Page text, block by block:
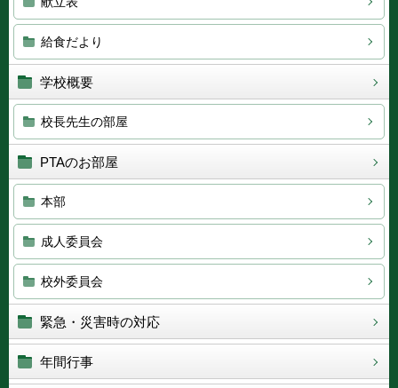
給食だより
学校概要
校長先生の部屋
PTAのお部屋
本部
成人委員会
校外委員会
緊急・災害時の対応
年間行事